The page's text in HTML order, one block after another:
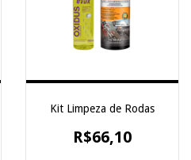
Kit Limpeza de Rodas
R$66,10